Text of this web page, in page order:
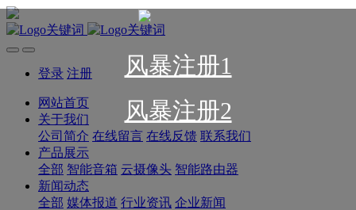
风暴注册1
风暴注册2
登录 注册
网站首页
关于我们
公司简介 在线留言 在线反馈 联系我们
产品展示
全部 智能音箱 云摄像头 智能路由器
新闻动态
全部 媒体报道 行业资讯 企业新闻